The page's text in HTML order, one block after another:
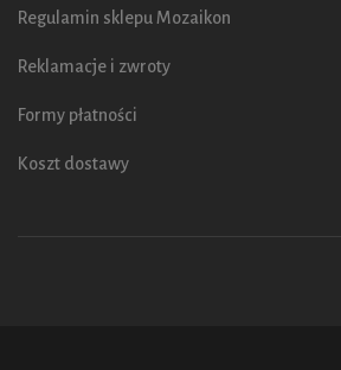
Regulamin sklepu Mozaikon
Reklamacje i zwroty
Formy płatności
Koszt dostawy